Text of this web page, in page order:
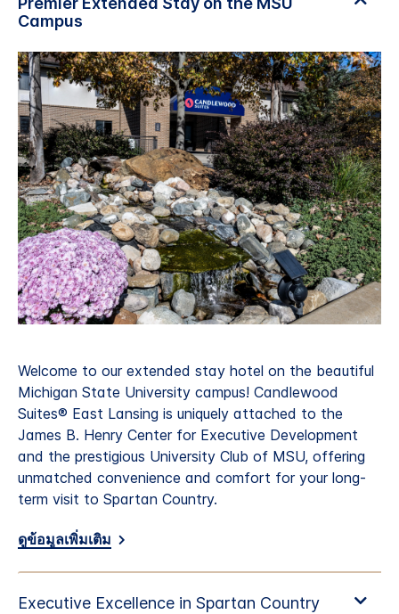
Welcome to our extended stay hotel on the beautiful
Michigan State University campus! Candlewood
Suites® East Lansing is uniquely attached to the
James B. Henry Center for Executive Development
and the prestigious University Club of MSU, offering
unmatched convenience and comfort for your long-
term visit to Spartan Country.
ดูข้อมูลเพิ่มเติม